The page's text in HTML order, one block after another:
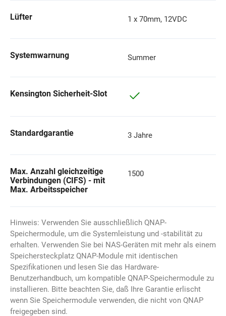
Lüfter 1 x 70mm, 12VDC
Systemwarnung Summer
Kensington Sicherheit-Slot
Standardgarantie 3 Jahre
Max. Anzahl gleichzeitige
Verbindungen (CIFS) - mit
Max. Arbeitsspeicher
1500
Hinweis: Verwenden Sie ausschließlich QNAP-
Speichermodule, um die Systemleistung und -stabilität zu
erhalten. Verwenden Sie bei NAS-Geräten mit mehr als einem
Speichersteckplatz QNAP-Module mit identischen
Spezifikationen und lesen Sie das Hardware-
Benutzerhandbuch, um kompatible QNAP-Speichermodule zu
installieren. Bitte beachten Sie, daß Ihre Garantie erlischt
wenn Sie Speichermodule verwenden, die nicht von QNAP
freigegeben sind.